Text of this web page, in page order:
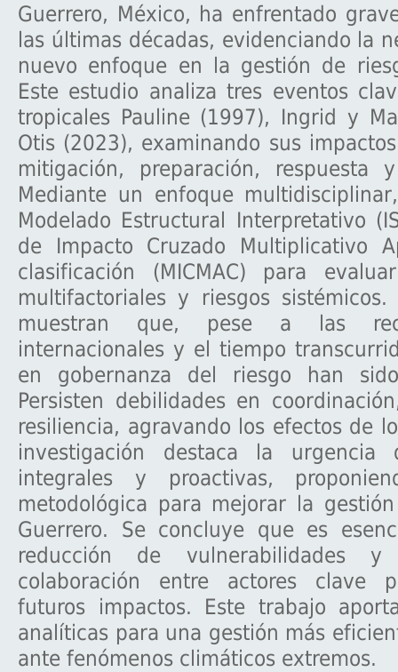
Guerrero, México, ha enfrentado
las últimas décadas, evidenciando la
nuevo enfoque en la gestión de
Este estudio analiza tres eventos
tropicales Pauline (1997), Ingrid y
Otis (2023), examinando sus
mitigación, preparación, respuesta
Mediante un enfoque
Modelado Estructural Interpretativo
de Impacto Cruzado Multiplicativo
clasificación (MICMAC) para
multifactoriales y riesgos sistémicos.
muestran que, pese a las
internacionales y el tiempo
en gobernanza del riesgo han
Persisten debilidades en
resiliencia, agravando los efectos de
investigación destaca la urgencia
integrales y proactivas,
metodológica para mejorar la
Guerrero. Se concluye que es
reducción de vulnerabilidades
colaboración entre actores clave
futuros impactos. Este trabajo
analíticas para una gestión más
ante fenómenos climáticos extremos.